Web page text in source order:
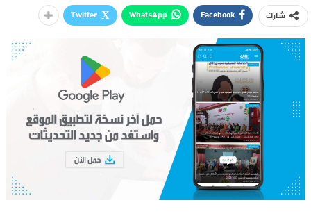
شارك Facebook
WhatsApp
Twitter